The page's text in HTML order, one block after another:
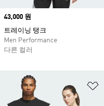
Price
43,000 원
트레이닝 탱크
Men Performance
다른 컬러